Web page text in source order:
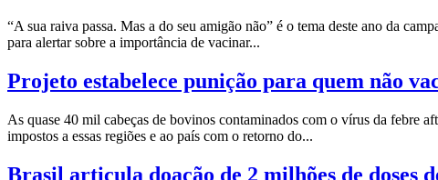
“A sua raiva passa. Mas a do seu amigão não” é o tema deste ano da
para alertar sobre a importância de vacinar...
Projeto estabelece punição para quem não
As quase 40 mil cabeças de bovinos contaminados com o vírus da febre
impostos a essas regiões e ao país com o retorno do...
Brasil articula doação de 2 milhões de doses